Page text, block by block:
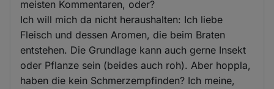
meisten Kommentaren, oder?
Ich will mich da nicht heraushalten: Ich liebe
Fleisch und dessen Aromen, die beim Braten
entstehen. Die Grundlage kann auch gerne Insekt
oder Pflanze sein (beides auch roh). Aber hoppla,
haben die kein Schmerzempfinden? Ich meine,